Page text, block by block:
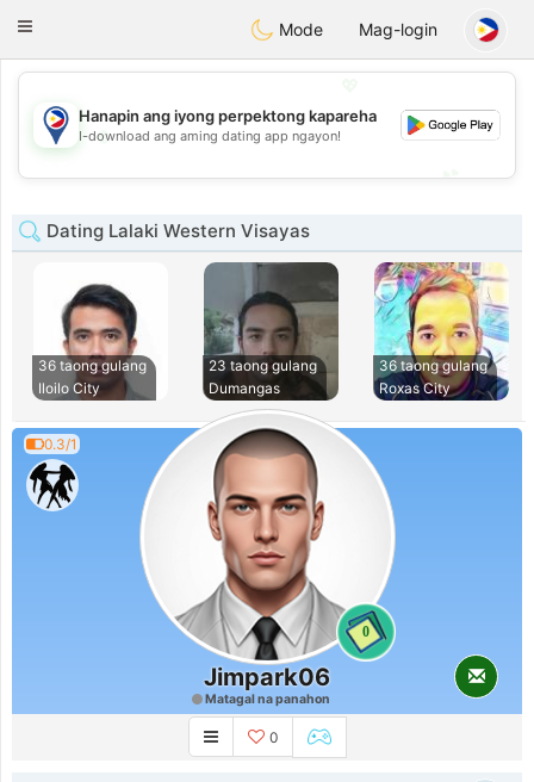
PhilippinesChat
Toggle
Mode Mag-login
💖
💕
Hanapin ang iyong perpektong kapareha
I-download ang aming dating app ngayon!
Dating Lalaki Western Visayas
36 taong gulang
Iloilo City
23 taong gulang
Dumangas
36 taong gulang
Roxas City
0.3/1
0
Jimpark06
Matagal na panahon
0